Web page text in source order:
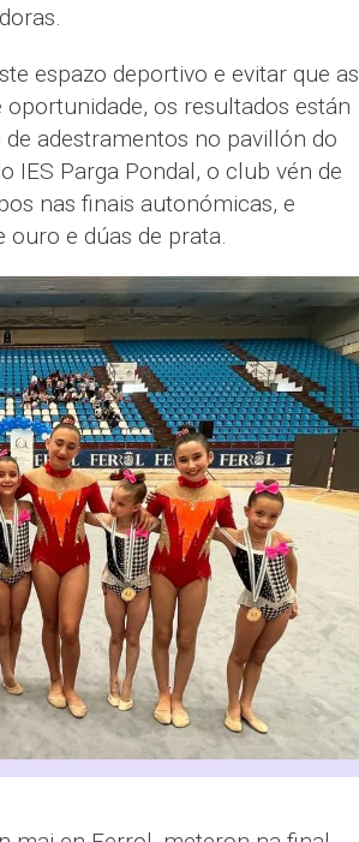
espazo deportivo e evitar que as
os resultados están
adestramentos no pavillón do
IES Parga Pondal, o club vén de
nas finais autonómicas, e
ouro e dúas de prata.